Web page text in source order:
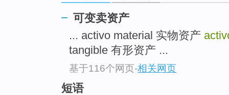
可变卖资产
... activo material 实物资产
tangible 有形资产 ...
基于116个网页-相关网页
短语